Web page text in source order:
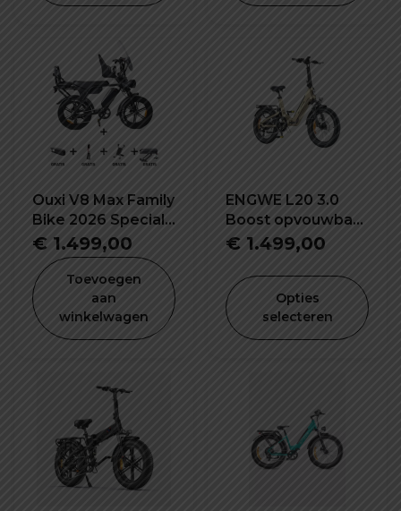
Ouxi V8 Max Family
Bike 2026 Special
Edition - Dubbele
Accu, Inclusief
Voor- en Achter
Kinderzitje &
Windscherm
€ 1.499,00
Toevoegen
aan
winkelwagen
ENGWE L20 3.0
Boost opvouwbaar
elektrische fiets
€ 1.499,00
Opties
selecteren